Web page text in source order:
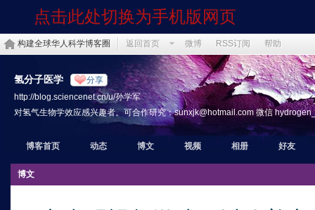
点击此处切换为手机版网页
构建全球华人科学博客圈 返回首页 微博 RSS订阅 帮助
氢分子医学 分享
http://blog.sciencenet.cn/u/孙学军
对氢气生物学效应感兴趣者。可合作研究：sunxjk@hotmail.com 微信
博客首页 动态 博文 视频 相册 好友
博文